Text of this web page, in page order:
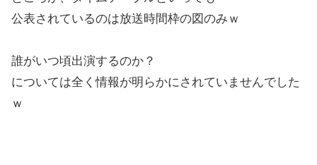
公表されているのは放送時間枠の図のみｗ
誰がいつ頃出演するのか？
については全く情報が明らかにされていませんでした
ｗ